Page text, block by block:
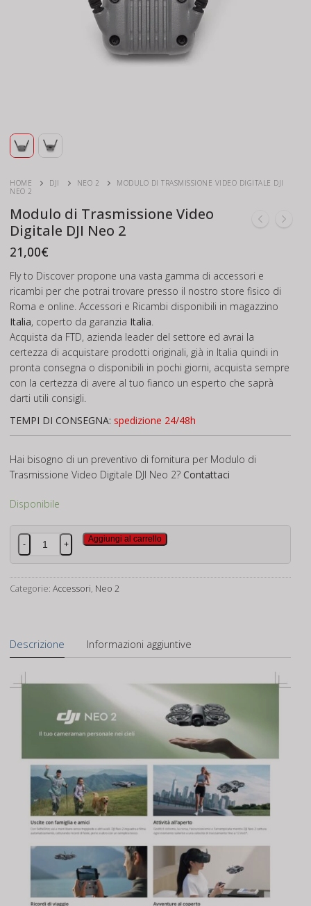
HOME DJI NEO 2
MODULO DI TRASMISSIONE VIDEO DIGITALE DJI
NEO 2
Modulo di Trasmissione Video
Digitale DJI Neo 2
21,00€
Fly to Discover propone una vasta gamma di accessori e
ricambi per che potrai trovare presso il nostro store fisico di
Roma e online. Accessori e Ricambi disponibili in magazzino
Italia, coperto da garanzia Italia.
Acquista da FTD, azienda leader del settore ed avrai la
certezza di acquistare prodotti originali, già in Italia quindi in
pronta consegna o disponibili in pochi giorni, acquista sempre
con la certezza di avere al tuo fianco un esperto che saprà
darti utili consigli.
TEMPI DI CONSEGNA: spedizione 24/48h
Hai bisogno di un preventivo di fornitura per Modulo di
Trasmissione Video Digitale DJI Neo 2? Contattaci
Disponibile
Modulo
di
Video
2
quantità
- +
Aggiungi al carrello
Categorie: Accessori, Neo 2
Descrizione Informazioni aggiuntive